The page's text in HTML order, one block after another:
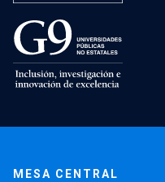
MESA CENTRAL